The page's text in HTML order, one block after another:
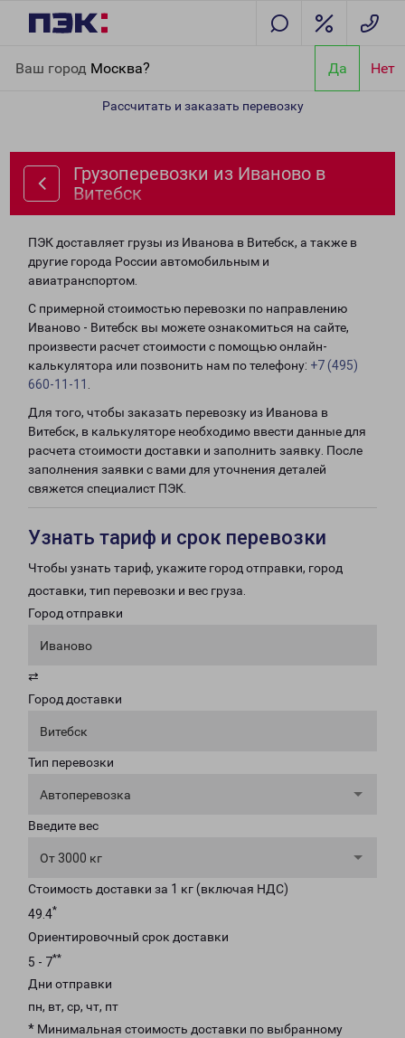
Ваш город Москва? Да Нет
Рассчитать и заказать перевозку
Грузоперевозки из Иваново в
Витебск
ПЭК доставляет грузы из Иванова в Витебск, а также в
другие города России автомобильным и
авиатранспортом.
С примерной стоимостью перевозки по направлению
Иваново - Витебск вы можете ознакомиться на сайте,
произвести расчет стоимости с помощью онлайн-
калькулятора или позвонить нам по телефону: +7 (495)
660-11-11
Для того, чтобы заказать перевозку из Иванова в
Витебск, в калькуляторе необходимо ввести данные для
расчета стоимости доставки и заполнить заявку. После
заполнения заявки с вами для уточнения деталей
свяжется специалист ПЭК.
Узнать тариф и срок перевозки
Чтобы узнать тариф, укажите город отправки, город
доставки, тип перевозки и вес груза.
Город отправки
Иваново
⇄
Город доставки
Витебск
Тип перевозки
Автоперевозка
Введите вес
От 3000 кг
Стоимость доставки за 1 кг (включая НДС)
49.4*
Ориентировочный срок доставки
5 - 7**
Дни отправки
пн, вт, ср, чт, пт
* Минимальная стоимость доставки по выбранному